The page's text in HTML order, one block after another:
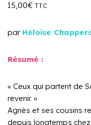
15,00€ TTC
par Héloïse
Résumé :
« Ceux qui partent de
revenir. »
Agnès et ses cousins
depuis longtemps